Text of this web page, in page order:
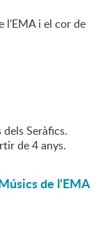
l'EMA i el cor de
Seràfics.
de 4 anys.
de l'EMA